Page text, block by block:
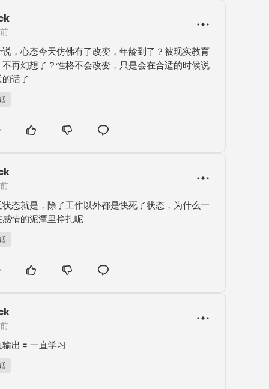
说，心态今天仿佛有了改变，年龄到了？被现实教育
不再幻想了？性格不会改变，只是会在合适的时候说
话了
态就是，除了工作以外都是快死了状态，为什么一
感情的泥潭里挣扎呢
出 🟰 一直学习